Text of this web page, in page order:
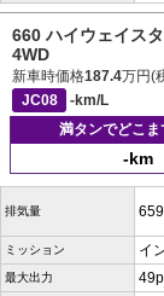
660 ハイウェイス
4WD
新車時価格187.4万円(
JC08
-km/L
満タンでどこま
-km
排気量
ミッション イ
最大出力